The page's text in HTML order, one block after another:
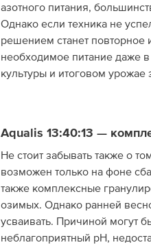
азотного питания,
Однако если техника не
решением станет повторное
необходимое питание даже в
культуры и итоговом урожае
Aqualis 13:40:13 —
Не стоит забывать также о
возможен только на фоне
также комплексные
озимых. Однако ранней
усваивать. Причиной могут
неблагоприятный рН,